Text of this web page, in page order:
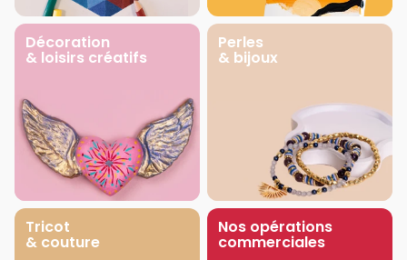
Décoration
& loisirs créatifs
Perles
& bijoux
Tricot
& couture
Nos opérations
commerciales